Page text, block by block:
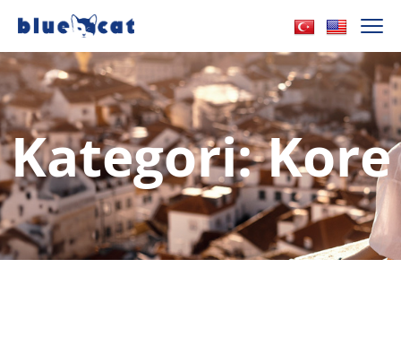
Kategori:Kore